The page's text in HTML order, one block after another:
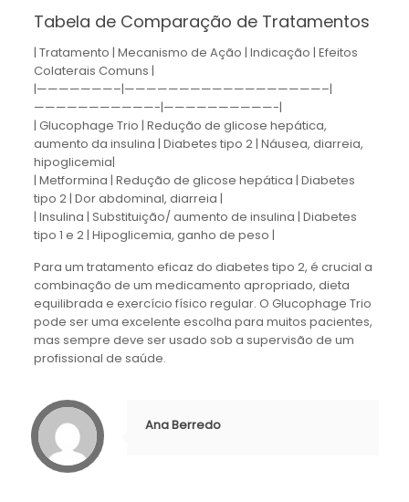
Tabela de Comparação de Tratamentos
| Tratamento | Mecanismo de Ação | Indicação | Efeitos
Colaterais Comuns |
|———————–|——————————————————–|
———————————-|——————————-|
| Glucophage Trio | Redução de glicose hepática,
aumento da insulina | Diabetes tipo 2 | Náusea, diarreia,
hipoglicemia|
| Metformina | Redução de glicose hepática | Diabetes
tipo 2 | Dor abdominal, diarreia |
| Insulina | Substituição/ aumento de insulina | Diabetes
tipo 1 e 2 | Hipoglicemia, ganho de peso |
Para um tratamento eficaz do diabetes tipo 2, é crucial a
combinação de um medicamento apropriado, dieta
equilibrada e exercício físico regular. O Glucophage Trio
pode ser uma excelente escolha para muitos pacientes,
mas sempre deve ser usado sob a supervisão de um
profissional de saúde.
Ana Berredo